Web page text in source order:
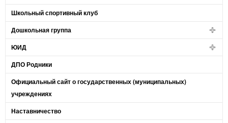
Школьный спортивный клуб
Дошкольная группа
ЮИД
ДПО Родники
Официальный сайт о государственных (муниципальных)
учреждениях
Наставничество